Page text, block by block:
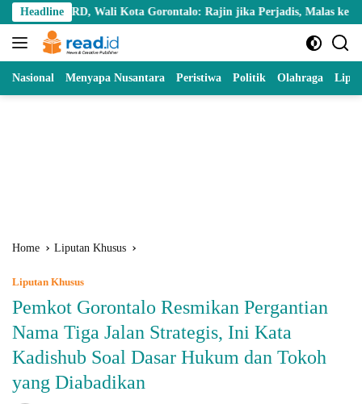
Skip
to
content
Headline
Wali Kota Gorontalo: Rajin jika Perjadis, Malas ke Ruang Rapat
Nasional Menyapa Nusantara Peristiwa Politik Olahraga
Home Liputan Khusus
Liputan Khusus
Pemkot Gorontalo Resmikan Pergantian
Nama Tiga Jalan Strategis, Ini Kata
Kadishub Soal Dasar Hukum dan Tokoh
yang Diabadikan